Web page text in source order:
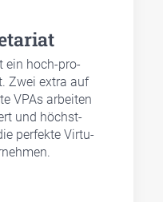
ein hoch-pro­
Zwei extra auf
VPAs arbei­ten
und höchst­
per­fek­te Vir­tu­